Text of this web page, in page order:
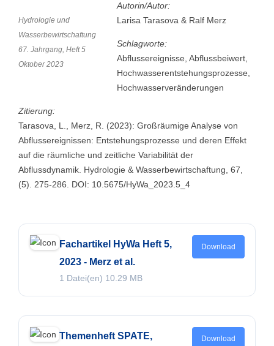
Hydrologie und
Wasserbewirtschaftung
67. Jahrgang, Heft 5
Oktober 2023
Autorin/Autor:
Larisa Tarasova & Ralf Merz
Schlagworte:
Abflussereignisse, Abflussbeiwert,
Hochwasserentstehungsprozesse,
Hochwasserveränderungen
Zitierung:
Tarasova, L., Merz, R. (2023): Großräumige Analyse von
Abflussereignissen: Entstehungsprozesse und deren Effekt
auf die räumliche und zeitliche Variabilität der
Abflussdynamik. Hydrologie & Wasserbewirtschaftung, 67,
(5). 275-286. DOI: 10.5675/HyWa_2023.5_4
Fachartikel HyWa Heft 5,
2023 - Merz et al.
1 Datei(en) 10.29 MB
Download
Themenheft SPATE,
Download